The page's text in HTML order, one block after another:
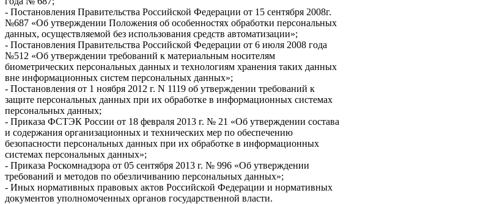
- Постановления Правительства Российской Федерации от 15 сентября 2008г.
№687 «Об утверждении Положения об особенностях обработки персональных
данных, осуществляемой без использования средств автоматизации»;
- Постановления Правительства Российской Федерации от 6 июля 2008 года
№512 «Об утверждении требований к материальным носителям
биометрических персональных данных и технологиям хранения таких данных
вне информационных систем персональных данных»;
- Постановления от 1 ноября 2012 г. N 1119 об утверждении требований к
защите персональных данных при их обработке в информационных системах
персональных данных;
- Приказа ФСТЭК России от 18 февраля 2013 г. № 21 «Об утверждении состава
и содержания организационных и технических мер по обеспечению
безопасности персональных данных при их обработке в информационных
системах персональных данных»;
- Приказа Роскомнадзора от 05 сентября 2013 г. № 996 «Об утверждении
требований и методов по обезличиванию персональных данных»;
- Иных нормативных правовых актов Российской Федерации и нормативных
документов уполномоченных органов государственной власти.